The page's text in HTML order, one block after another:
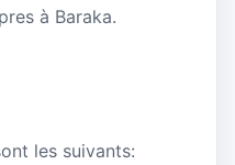
à Baraka.
les suivants: